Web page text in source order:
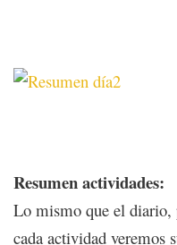
Resumen actividades:
Lo mismo que el diario,
cada actividad veremos